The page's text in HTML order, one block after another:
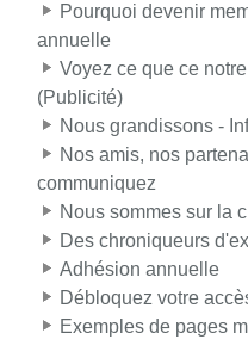
Pourquoi devenir
annuelle
Voyez ce que ce
(Publicité)
Nous grandissons -
Nos amis, nos
communiquez
Nous sommes sur la
Des chroniqueurs
Adhésion annuelle
Débloquez votre
Exemples de pages